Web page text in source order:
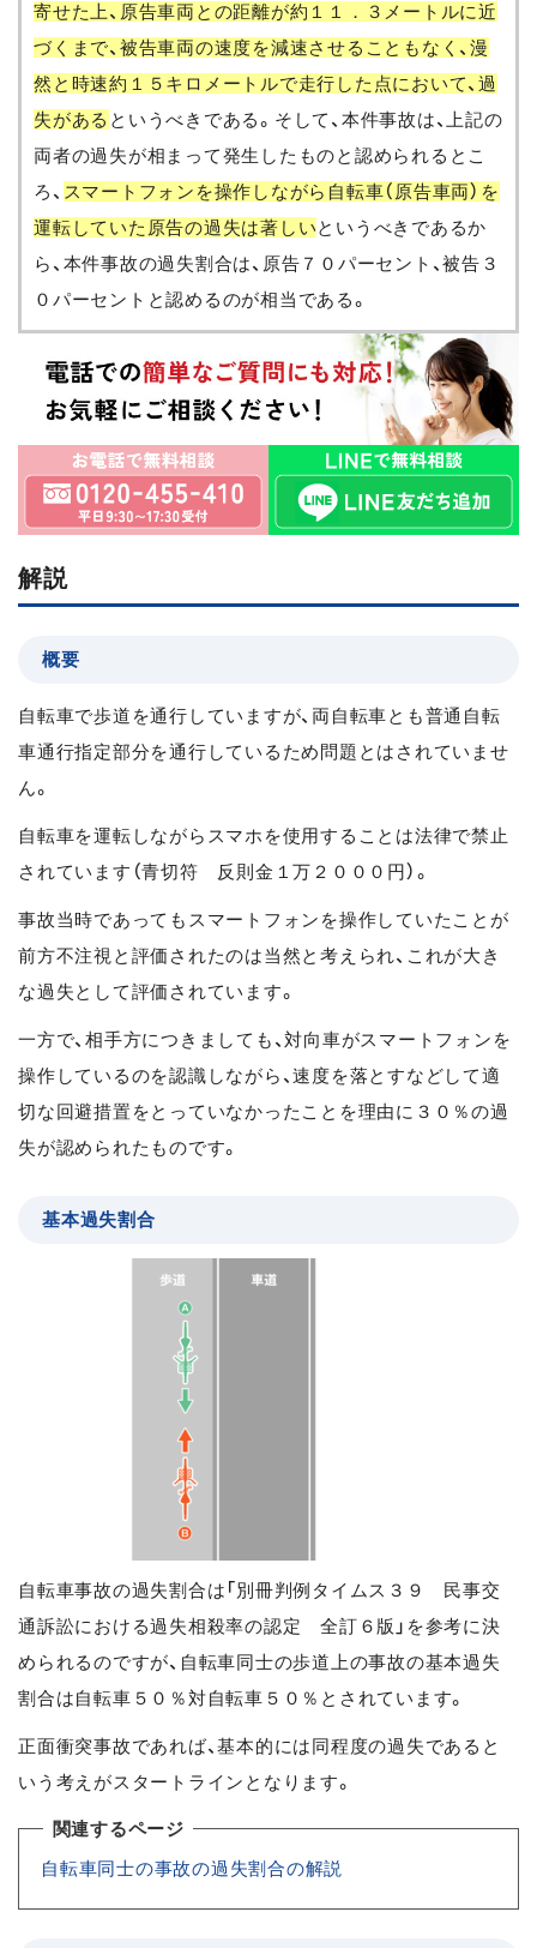
寄せた上、原告車両との距離が約１１．３メートルに近
づくまで、被告車両の速度を減速させることもなく、漫
然と時速約１５キロメートルで走行した点において、過
失がある というべきである。そして、本件事故は、上記の
両者の過失が相まって発生したものと認められるとこ
ろ、 スマートフォンを操作しながら自転車（原告車両）を
運転していた原告の過失は著しいというべきであるか
ら、本件事故の過失割合は、原告７０パーセント、被告３
０パーセントと認めるのが相当である。
解説
概要
自転車で歩道を通行していますが、両自転車とも普通自転
車通行指定部分を通行しているため問題とはされていませ
ん。
自転車を運転しながらスマホを使用することは法律で禁止
されています（青切符 反則金１万２０００円）。
事故当時であってもスマートフォンを操作していたことが
前方不注視と評価されたのは当然と考えられ、これが大き
な過失として評価されています。
一方で、相手方につきましても、対向車がスマートフォンを
操作しているのを認識しながら、速度を落とすなどして適
切な回避措置をとっていなかったことを理由に３０％の過
失が認められたものです。
基本過失割合
自転車事故の過失割合は「別冊判例タイムス３９ 民事交
通訴訟における過失相殺率の認定 全訂６版」を参考に決
められるのですが、自転車同士の歩道上の事故の基本過失
割合は自転車５０％対自転車５０％とされています。
正面衝突事故であれば、基本的には同程度の過失であると
いう考えがスタートラインとなります。
関連するページ
自転車同士の事故の過失割合の解説